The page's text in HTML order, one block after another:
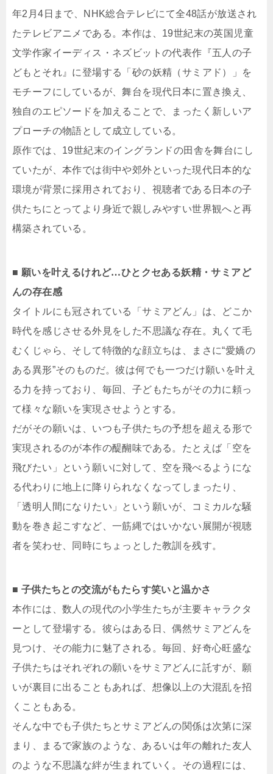
年2月4日まで、NHK総合テレビにて全48話が放送され
たテレビアニメである。本作は、19世紀末の英国児童
文学作家イーディス・ネズビットの代表作『五人の子
どもとそれ』に登場する「砂の妖精（サミアド）」を
モチーフにしているが、舞台を現代日本に置き換え、
独自のエピソードを加えることで、まったく新しいア
プローチの物語として成立している。
原作では、19世紀末のイングランドの田舎を舞台にし
ていたが、本作では街中や郊外といった現代日本的な
環境が背景に採用されており、視聴者である日本の子
供たちにとってより身近で親しみやすい世界観へと再
構築されている。
■ 願いを叶えるけれど…ひとクセある妖精・サミアど
んの存在感
タイトルにも冠されている「サミアどん」は、どこか
時代を感じさせる外見をした不思議な存在。丸くて毛
むくじゃら、そして特徴的な顔立ちは、まさに“愛嬌の
ある異形”そのものだ。彼は何でも一つだけ願いを叶え
る力を持っており、毎回、子どもたちがその力に頼っ
て様々な願いを実現させようとする。
だがその願いは、いつも子供たちの予想を超える形で
実現されるのが本作の醍醐味である。たとえば「空を
飛びたい」という願いに対して、空を飛べるようにな
る代わりに地上に降りられなくなってしまったり、
「透明人間になりたい」という願いが、コミカルな騒
動を巻き起こすなど、一筋縄ではいかない展開が視聴
者を笑わせ、同時にちょっとした教訓を残す。
■ 子供たちとの交流がもたらす笑いと温かさ
本作には、数人の現代の小学生たちが主要キャラクタ
ーとして登場する。彼らはある日、偶然サミアどんを
見つけ、その能力に魅了される。毎回、好奇心旺盛な
子供たちはそれぞれの願いをサミアどんに託すが、願
いが裏目に出ることもあれば、想像以上の大混乱を招
くこともある。
そんな中でも子供たちとサミアどんの関係は次第に深
まり、まるで家族のような、あるいは年の離れた友人
のような不思議な絆が生まれていく。その過程には、